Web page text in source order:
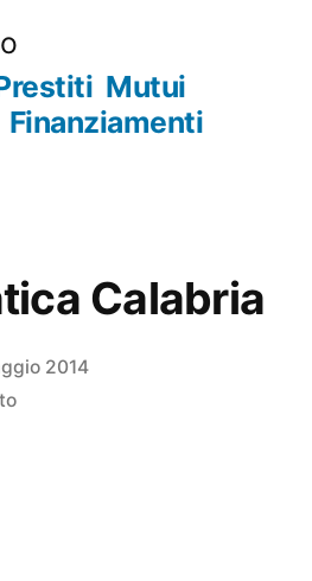
Mutui
Finanziamenti
Calabria
2014
su